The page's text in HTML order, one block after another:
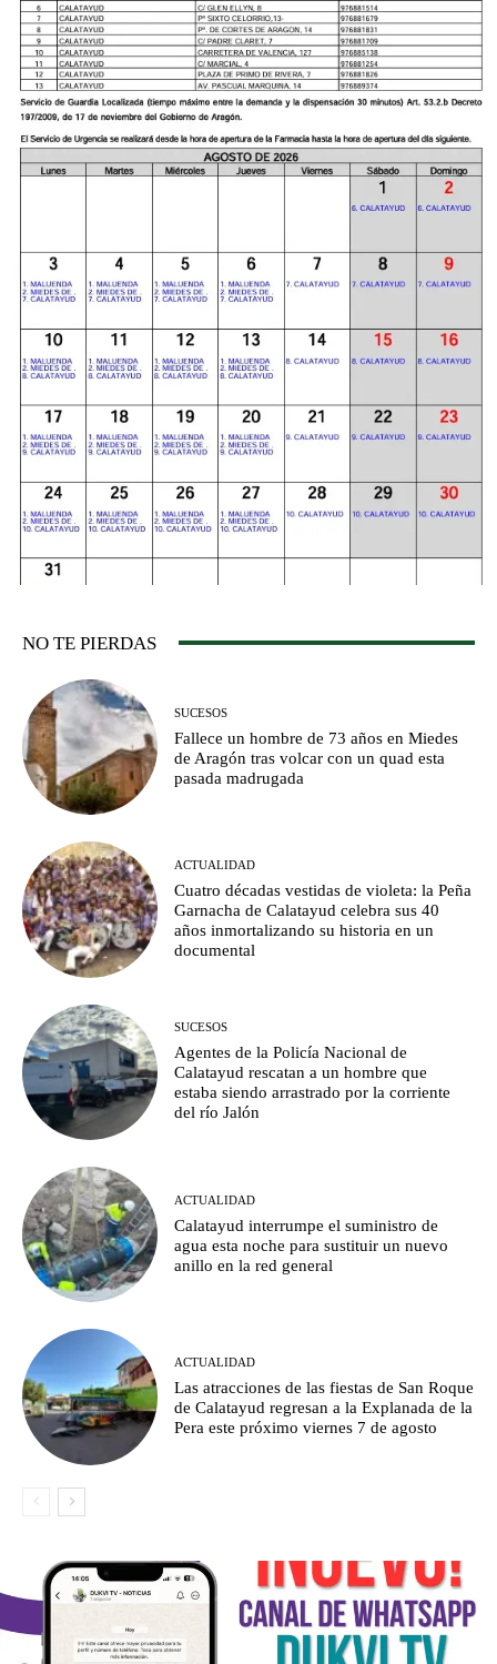
NO TE PIERDAS
SUCESOS
Fallece un hombre de 73 años en Miedes
de Aragón tras volcar con un quad esta
pasada madrugada
ACTUALIDAD
Cuatro décadas vestidas de violeta: la Peña
Garnacha de Calatayud celebra sus 40
años inmortalizando su historia en un
documental
SUCESOS
Agentes de la Policía Nacional de
Calatayud rescatan a un hombre que
estaba siendo arrastrado por la corriente
del río Jalón
ACTUALIDAD
Calatayud interrumpe el suministro de
agua esta noche para sustituir un nuevo
anillo en la red general
ACTUALIDAD
Las atracciones de las fiestas de San Roque
de Calatayud regresan a la Explanada de la
Pera este próximo viernes 7 de agosto